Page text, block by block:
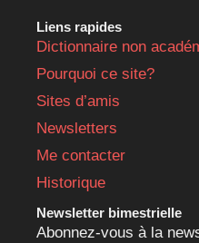
Liens rapides
Dictionnaire non
Pourquoi ce site?
Sites d’amis
Newsletters
Me contacter
Historique
Newsletter bimestrielle
Abonnez-vous à la